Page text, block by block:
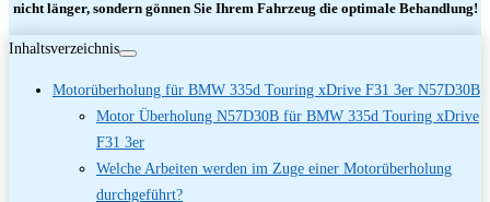
nicht länger, sondern gönnen Sie Ihrem Fahrzeug die optimale Behandlung!
Inhaltsverzeichnis
Motorüberholung für BMW 335d Touring xDrive F31 3er N57D30B
Motor Überholung N57D30B für BMW 335d Touring xDrive
F31 3er
Welche Arbeiten werden im Zuge einer Motorüberholung
durchgeführt?